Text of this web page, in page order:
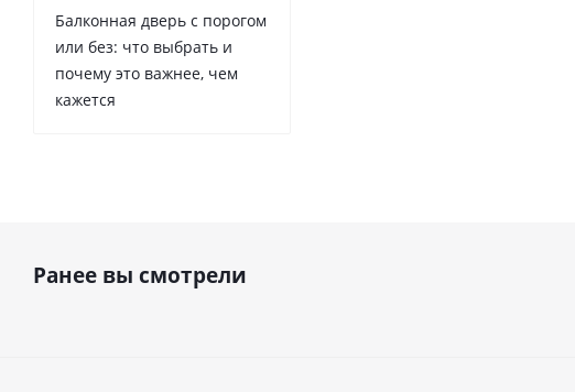
Балконная дверь с порогом
или без: что выбрать и
почему это важнее, чем
кажется
Ранее вы смотрели